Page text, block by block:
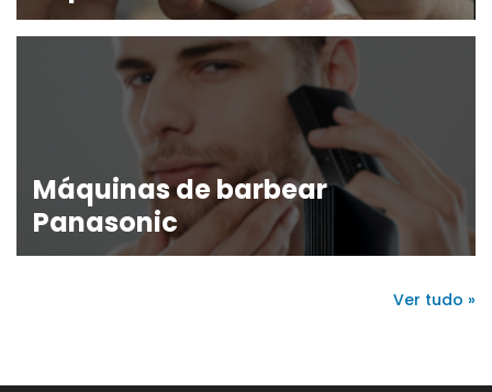
Máquinas de barbear
Panasonic
Ver tudo »